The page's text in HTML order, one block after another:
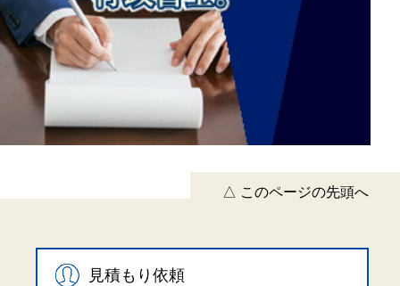
△ このページの先頭へ
見積もり依頼